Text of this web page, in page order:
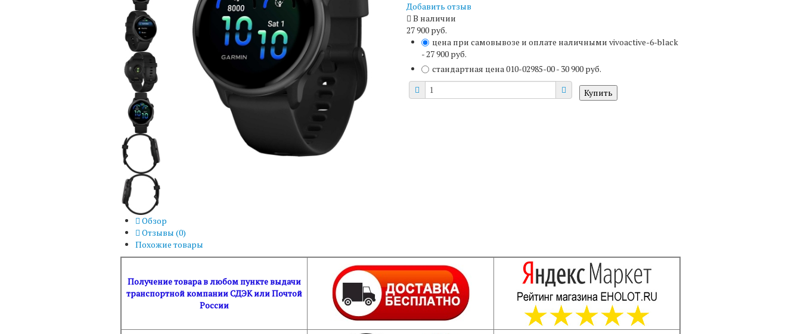
Добавить отзыв
В наличии
27 900 руб.
цена при самовывозе и оплате наличными vivoactive-6-black
- 27 900 руб.
стандартная цена010-02985-00- 30 900 руб.
Обзор
Отзывы (0)
Похожие товары
Получение товара в любом пункте выдачи
транспортной компании СДЭК или Почтой
России